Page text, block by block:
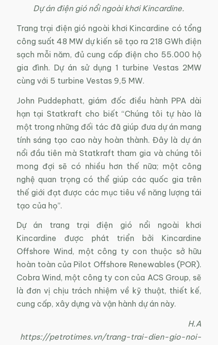
Dự án điện gió nổi ngoài khơi Kincardine.
Trang trại điện gió ngoài khơi Kincardine có tổng
công suất 48 MW dự kiến ​​sẽ tạo ra 218 GWh điện
sạch mỗi năm, đủ cung cấp điện cho 55.000 hộ
gia đình. Dự án sử dụng 1 turbine Vestas 2MW
cùng với 5 turbine Vestas 9,5 MW.
John Puddephatt, giám đốc điều hành PPA dài
hạn tại Statkraft cho biết “Chúng tôi tự hào là
một trong những đối tác đã giúp đưa dự án mang
tính sáng tạo cao này hoàn thành. Đây là dự án
nổi đầu tiên mà Statkraft tham gia và chúng tôi
mong đợi sẽ có nhiều hơn thế nữa; một công
nghệ quan trọng có thể giúp các quốc gia trên
thế giới đạt được các mục tiêu về năng lượng tái
tạo của họ”.
Dự án trang trại điện gió nổi ngoài khơi
Kincardine được phát triển bởi Kincardine
Offshore Wind, một công ty con thuộc sở hữu
hoàn toàn của Pilot Offshore Renewables (POR).
Cobra Wind, một công ty con của ACS Group, sẽ
là đơn vị chịu trách nhiệm về kỹ thuật, thiết kế,
cung cấp, xây dựng và vận hành dự án này.
H.A
https://petrotimes.vn/trang-trai-dien-gio-noi-